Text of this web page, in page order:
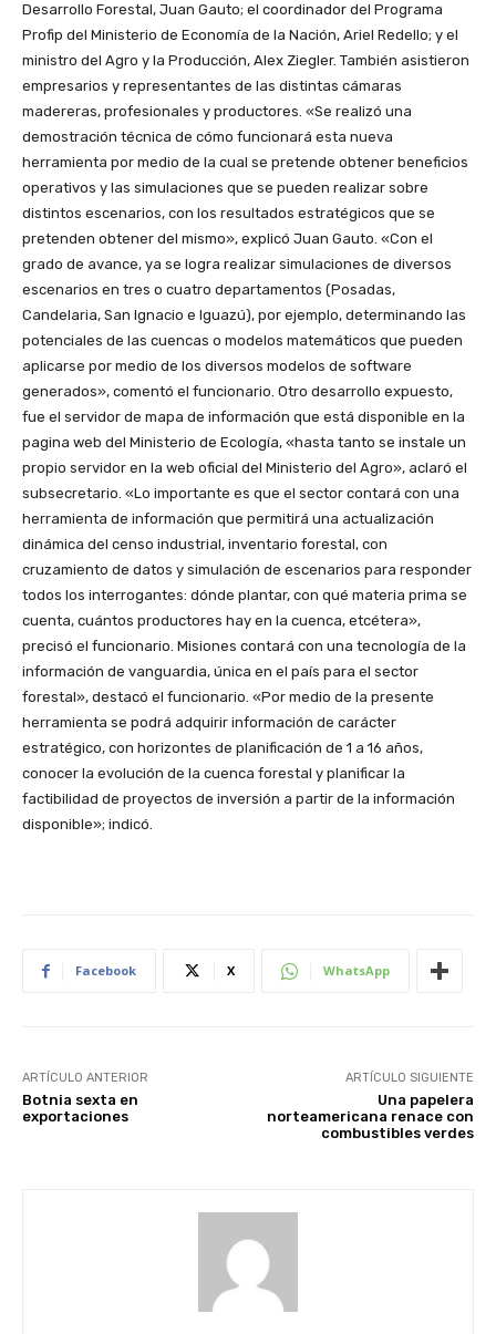
Desarrollo Forestal, Juan Gauto; el coordinador del Programa
Profip del Ministerio de Economía de la Nación, Ariel Redello; y el
ministro del Agro y la Producción, Alex Ziegler. También asistieron
empresarios y representantes de las distintas cámaras
madereras, profesionales y productores. «Se realizó una
demostración técnica de cómo funcionará esta nueva
herramienta por medio de la cual se pretende obtener beneficios
operativos y las simulaciones que se pueden realizar sobre
distintos escenarios, con los resultados estratégicos que se
pretenden obtener del mismo», explicó Juan Gauto. «Con el
grado de avance, ya se logra realizar simulaciones de diversos
escenarios en tres o cuatro departamentos (Posadas,
Candelaria, San Ignacio e Iguazú), por ejemplo, determinando las
potenciales de las cuencas o modelos matemáticos que pueden
aplicarse por medio de los diversos modelos de software
generados», comentó el funcionario. Otro desarrollo expuesto,
fue el servidor de mapa de información que está disponible en la
pagina web del Ministerio de Ecología, «hasta tanto se instale un
propio servidor en la web oficial del Ministerio del Agro», aclaró el
subsecretario. «Lo importante es que el sector contará con una
herramienta de información que permitirá una actualización
dinámica del censo industrial, inventario forestal, con
cruzamiento de datos y simulación de escenarios para responder
todos los interrogantes: dónde plantar, con qué materia prima se
cuenta, cuántos productores hay en la cuenca, etcétera»,
precisó el funcionario. Misiones contará con una tecnología de la
información de vanguardia, única en el país para el sector
forestal», destacó el funcionario. «Por medio de la presente
herramienta se podrá adquirir información de carácter
estratégico, con horizontes de planificación de 1 a 16 años,
conocer la evolución de la cuenca forestal y planificar la
factibilidad de proyectos de inversión a partir de la información
disponible»; indicó.
Facebook X WhatsApp
ARTÍCULO ANTERIOR
Botnia sexta en
exportaciones
ARTÍCULO SIGUIENTE
Una papelera
norteamericana renace con
combustibles verdes